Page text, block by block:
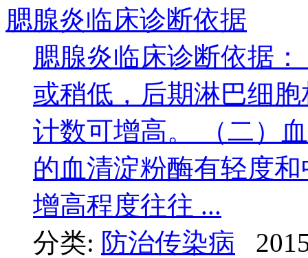
腮腺炎临床诊断依据
腮腺炎临床诊断依据
或稍低，后期淋巴细
计数可增高。 （二）
的血清淀粉酶有轻度
增高程度往往 ...
分类: 防治传染病